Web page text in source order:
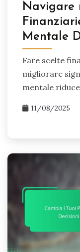
Navigare
Mentale
Fare scelte
migliorare
mentale
11/08/2025